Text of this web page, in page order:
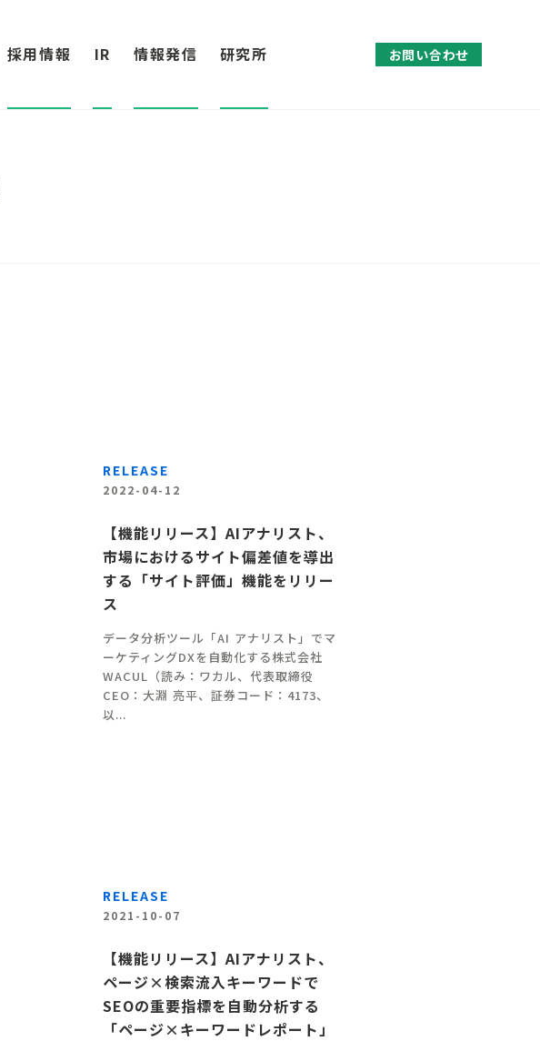
採用情報 IR 情報発信 研究所 お問い合わせ
RELEASE
2022-04-12
【機能リリース】AIアナリスト、
市場におけるサイト偏差値を導出
する「サイト評価」機能をリリー
ス
データ分析ツール「AI アナリスト」でマ
ーケティングDXを自動化する株式会社
WACUL（読み：ワカル、代表取締役
CEO：大淵 亮平、証券コード：4173、
以...
RELEASE
2021-10-07
【機能リリース】AIアナリスト、
ページ×検索流入キーワードで
SEOの重要指標を自動分析する
「ページ×キーワードレポート」